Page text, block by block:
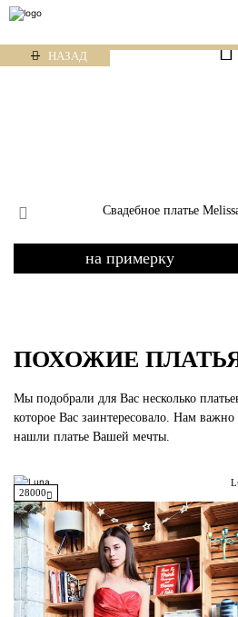
НАЗАД
Свадебное платье
на примерку
ПОХОЖИЕ
Мы подобрали для Вас несколько
которое Вас заинтересовало. Нам
нашли платье Вашей мечты.
28000